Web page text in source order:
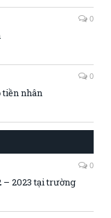
0
0
nhân
0
– 2023 tại trường